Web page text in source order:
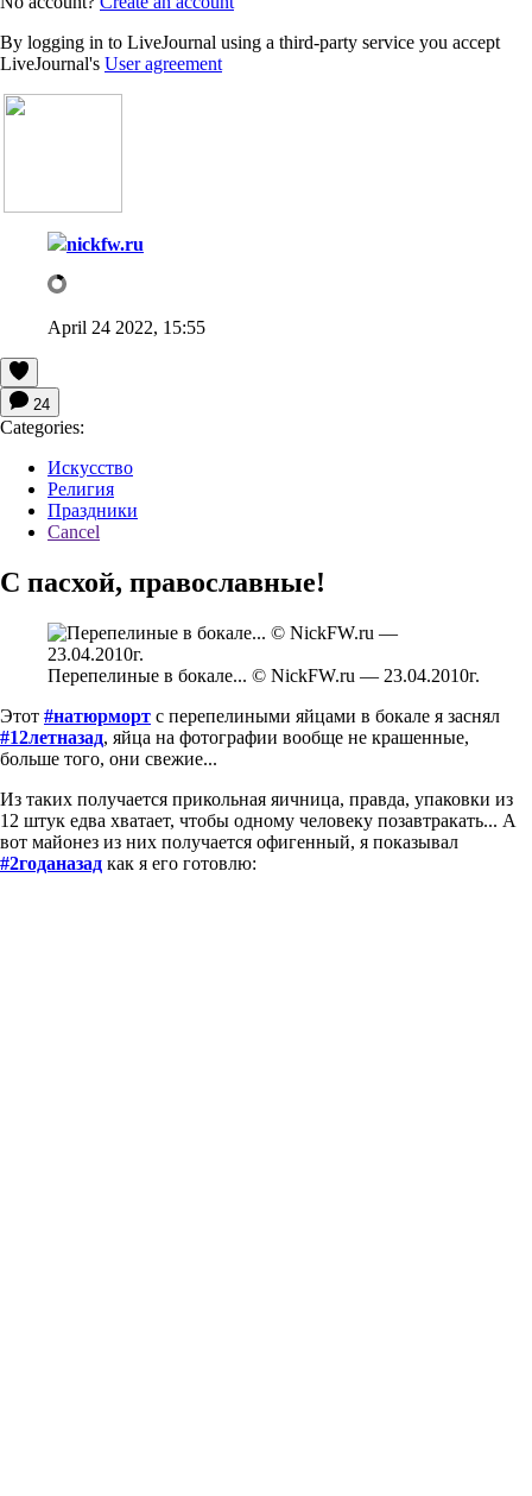
By logging in to LiveJournal using a third-party service you accept
LiveJournal's User agreement
nickfw.ru
April 24 2022, 15:55
24
Categories:
Искусство
Религия
Праздники
Cancel
С пасхой, православные!
Перепелиные в бокале... © NickFW.ru — 23.04.2010г.
Этот #натюрморт с перепелиными яйцами в бокале я заснял
#12летназад, яйца на фотографии вообще не крашенные,
больше того, они свежие...
Из таких получается прикольная яичница, правда, упаковки из
12 штук едва хватает, чтобы одному человеку позавтракать... А
вот майонез из них получается офигенный, я показывал
#2годаназад как я его готовлю: